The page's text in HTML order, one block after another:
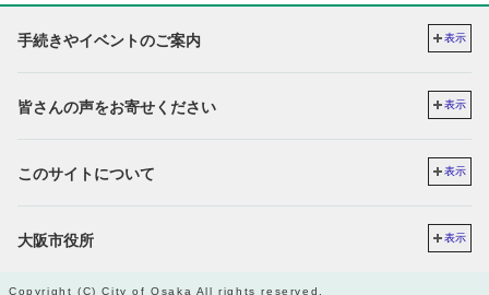
手続きやイベントのご案内 表示
皆さんの声をお寄せください 表示
このサイトについて 表示
大阪市役所 表示
Copyright (C) City of Osaka All rights reserved.